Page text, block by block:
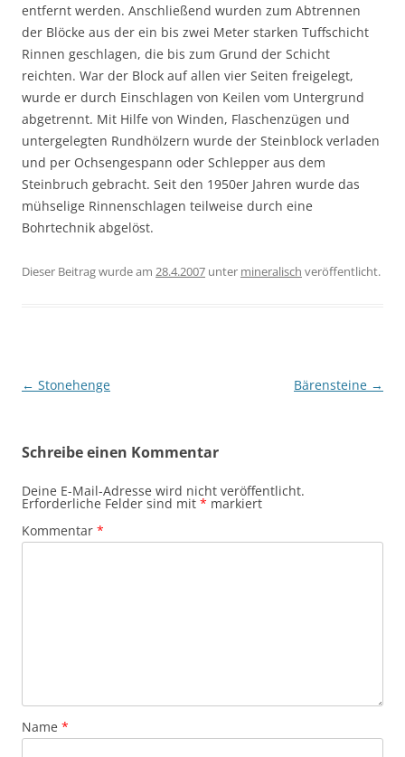
entfernt werden. Anschließend wurden zum Abtrennen
der Blöcke aus der ein bis zwei Meter starken Tuffschicht
Rinnen geschlagen, die bis zum Grund der Schicht
reichten. War der Block auf allen vier Seiten freigelegt,
wurde er durch Einschlagen von Keilen vom Untergrund
abgetrennt. Mit Hilfe von Winden, Flaschenzügen und
untergelegten Rundhölzern wurde der Steinblock verladen
und per Ochsengespann oder Schlepper aus dem
Steinbruch gebracht. Seit den 1950er Jahren wurde das
mühselige Rinnenschlagen teilweise durch eine
Bohrtechnik abgelöst.
Dieser Beitrag wurde am 28.4.2007 unter mineralisch veröffentlicht.
Beitragsnavigation
← Stonehenge Bärensteine →
Schreibe einen Kommentar
Deine E-Mail-Adresse wird nicht veröffentlicht.
Erforderliche Felder sind mit * markiert
Kommentar *
Name *